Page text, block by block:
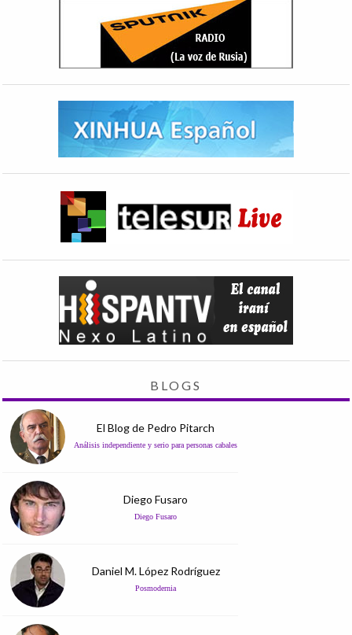
BLOGS
El Blog de Pedro Pitarch
Análisis independiente y serio para personas cabales
Diego Fusaro
Diego Fusaro
Daniel M. López Rodríguez
Posmodernia